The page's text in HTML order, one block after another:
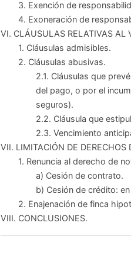
3. Exención de
4. Exoneración de
VI. CLÁUSULAS RELATIVAS AL
1. Cláusulas admisibles.
2. Cláusulas abusivas.
2.1. Cláusulas que
del pago, o por el
seguros).
2.2. Cláusula que
2.3. Vencimiento
VII. LIMITACIÓN DE DERECHOS
1. Renuncia al derecho de
a) Cesión de contrato.
b) Cesión de crédito:
2. Enajenación de finca
VIII. CONCLUSIONES.